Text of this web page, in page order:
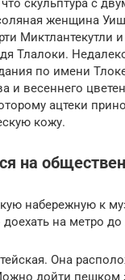
скульптура с
женщина
Миктлантекутли
Тлалоки.
по имени
и весеннего
ацтеки
кожу.
на
набережную к
на метро
Она
дойти пешком